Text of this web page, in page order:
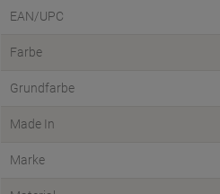
EAN/UPC
Farbe
Grundfarbe
Made In
Marke